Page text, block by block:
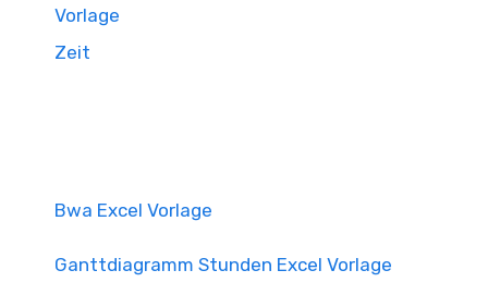
Vorlage
Zeit
Bwa Excel Vorlage
Ganttdiagramm Stunden Excel Vorlage